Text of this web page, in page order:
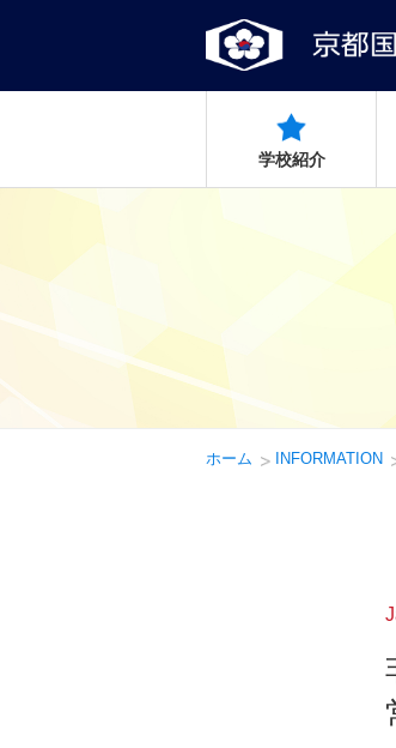
学校紹介
ホーム INFORMATION